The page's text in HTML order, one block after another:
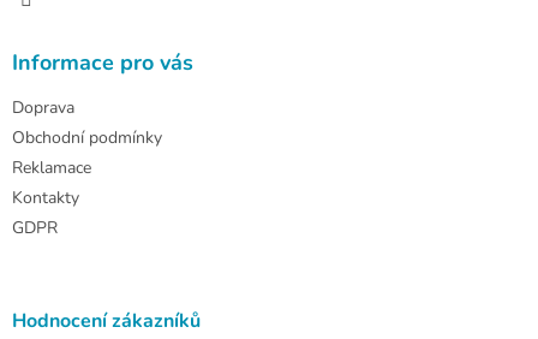
Informace pro vás
Doprava
Obchodní podmínky
Reklamace
Kontakty
GDPR
Hodnocení zákazníků